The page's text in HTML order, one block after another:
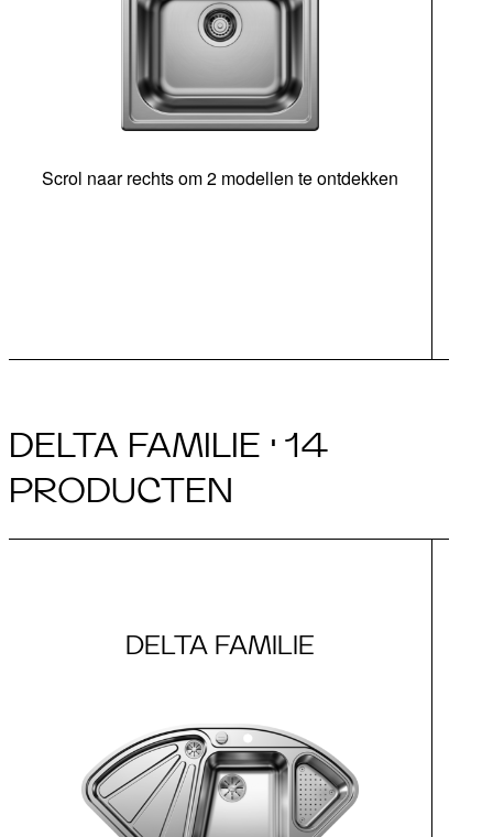
Scrol naar rechts om 2 modellen te ontdekken
DELTA FAMILIE · 14
PRODUCTEN
DELTA FAMILIE